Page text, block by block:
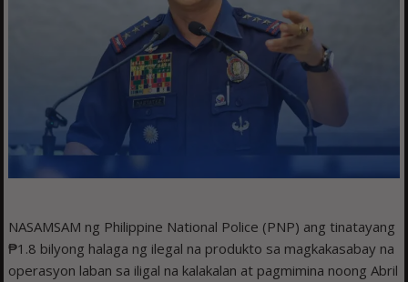
NASAMSAM ng Philippine National Police (PNP) ang tinatayang
₱1.8 bilyong halaga ng ilegal na produkto sa magkakasabay na
operasyon laban sa iligal na kalakalan at pagmimina noong Abril